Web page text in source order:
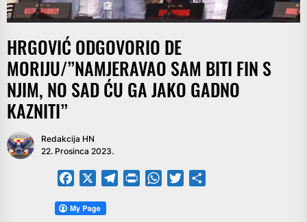
HRGOVIĆ ODGOVORIO DE
MORIJU/”NAMJERAVAO SAM BITI FIN S
NJIM, NO SAD ĆU GA JAKO GADNO
KAZNITI”
Redakcija HN
22. Prosinca 2023.
Facebook TelegramPrintFriendly
WhatsApp
Twitter